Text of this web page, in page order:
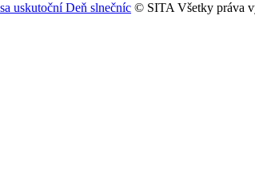
uskutoční Deň slnečníc © SITA Všetky práva